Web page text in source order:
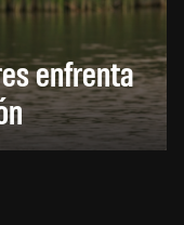
enfrenta